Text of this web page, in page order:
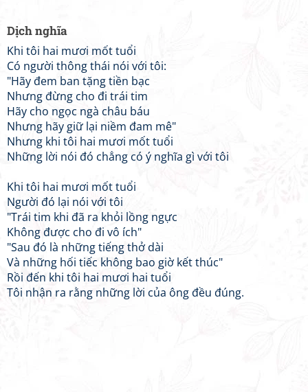
Dịch nghĩa
Khi tôi hai mươi mốt tuổi
Có người thông thái nói với tôi:
"Hãy đem ban tặng tiền bạc
Nhưng đừng cho đi trái tim
Hãy cho ngọc ngà châu báu
Nhưng hãy giữ lại niềm đam mê"
Nhưng khi tôi hai mươi mốt tuổi
Những lời nói đó chẳng có ý nghĩa gì với tôi
Khi tôi hai mươi mốt tuổi
Người đó lại nói với tôi
"Trái tim khi đã ra khỏi lồng ngực
Không được cho đi vô ích"
"Sau đó là những tiếng thở dài
Và những hối tiếc không bao giờ kết thúc"
Rồi đến khi tôi hai mươi hai tuổi
Tôi nhận ra rằng những lời của ông đều đúng.